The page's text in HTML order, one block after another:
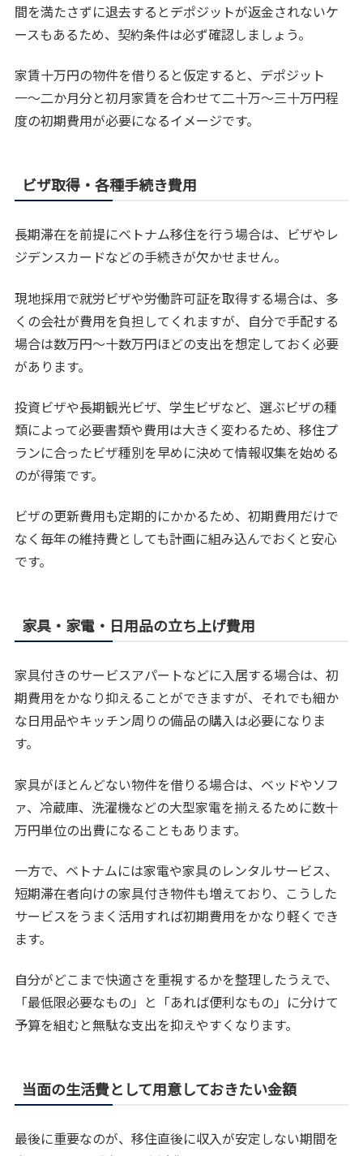
間を満たさずに退去するとデポジットが返金されないケ
ースもあるため、契約条件は必ず確認しましょう。
家賃十万円の物件を借りると仮定すると、デポジット
一〜二か月分と初月家賃を合わせて二十万〜三十万円程
度の初期費用が必要になるイメージです。
ビザ取得・各種手続き費用
長期滞在を前提にベトナム移住を行う場合は、ビザやレ
ジデンスカードなどの手続きが欠かせません。
現地採用で就労ビザや労働許可証を取得する場合は、多
くの会社が費用を負担してくれますが、自分で手配する
場合は数万円〜十数万円ほどの支出を想定しておく必要
があります。
投資ビザや長期観光ビザ、学生ビザなど、選ぶビザの種
類によって必要書類や費用は大きく変わるため、移住プ
ランに合ったビザ種別を早めに決めて情報収集を始める
のが得策です。
ビザの更新費用も定期的にかかるため、初期費用だけで
なく毎年の維持費としても計画に組み込んでおくと安心
です。
家具・家電・日用品の立ち上げ費用
家具付きのサービスアパートなどに入居する場合は、初
期費用をかなり抑えることができますが、それでも細か
な日用品やキッチン周りの備品の購入は必要になりま
す。
家具がほとんどない物件を借りる場合は、ベッドやソフ
ァ、冷蔵庫、洗濯機などの大型家電を揃えるために数十
万円単位の出費になることもあります。
一方で、ベトナムには家電や家具のレンタルサービス、
短期滞在者向けの家具付き物件も増えており、こうした
サービスをうまく活用すれば初期費用をかなり軽くでき
ます。
自分がどこまで快適さを重視するかを整理したうえで、
「最低限必要なもの」と「あれば便利なもの」に分けて
予算を組むと無駄な支出を抑えやすくなります。
当面の生活費として用意しておきたい金額
最後に重要なのが、移住直後に収入が安定しない期間を